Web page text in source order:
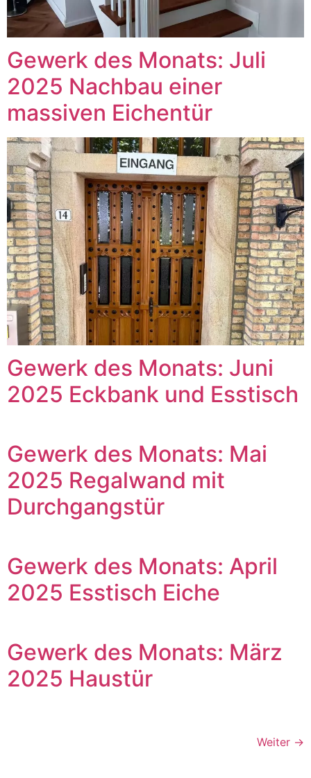
Gewerk des Monats: Juli
2025 Nachbau einer
massiven Eichentür
Gewerk des Monats: Juni
2025 Eckbank und Esstisch
Gewerk des Monats: Mai
2025 Regalwand mit
Durchgangstür
Gewerk des Monats: April
2025 Esstisch Eiche
Gewerk des Monats: März
2025 Haustür
Weiter →